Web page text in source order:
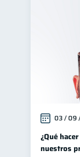
03 / 09
¿Qué
nuestros